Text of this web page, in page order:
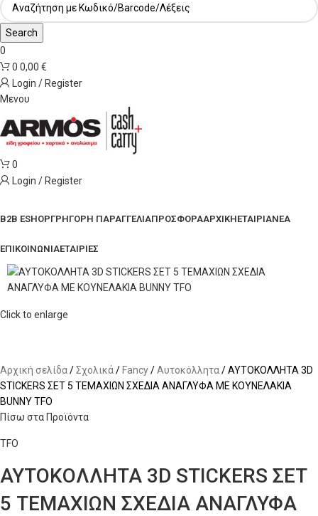
Search
0
0 0,00 €
Login / Register
Μενου
0
Login / Register
B2B ESHOPΓΡΗΓΟΡΗ ΠΑΡΑΓΓΕΛΙΑΠΡΟΣΦΟΡΑΑΡΧΙΚΗΕΤΑΙΡΙΑΝΕΑ
ΕΠΙΚΟΙΝΩΝΙΑΕΤΑΙΡΙΕΣ
Click to enlarge
Αρχική σελίδα Σχολικά Fancy Αυτοκόλλητα
ΑΥΤΟΚΟΛΛΗΤΑ 3D
STICKERS ΣΕΤ 5 ΤΕΜΑΧΙΩΝ ΣΧΕΔΙΑ ΑΝΑΓΛΥΦΑ ΜΕ ΚΟΥΝΕΛΑΚΙΑ
BUNNY TFO
Πίσω στα Προϊόντα
TFO
ΑΥΤΟΚΟΛΛΗΤΑ 3D STICKERS ΣΕΤ
5 ΤΕΜΑΧΙΩΝ ΣΧΕΔΙΑ ΑΝΑΓΛΥΦΑ